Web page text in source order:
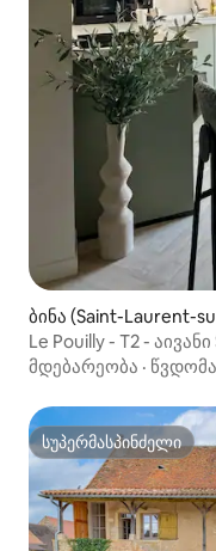
ბინა (Saint-Laurent-
Le Pouilly - T2 -
კონდიციონერი
მდებარეობა · წვდომა
სუპერმასპინძელი
სუპერმასპინძელი